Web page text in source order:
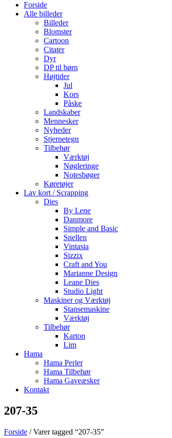
Forside
Alle billeder
Billeder
Blomster
Cartoon
Citater
Dyr
DP til børn
Højtider
Jul
Kors
Påske
Landskaber
Mennesker
Nyheder
Stjernetegn
Tilbehør
Værktøj
Nøgleringe
Notesbøger
Køretøjer
Lav kort / Scrapping
Dies
By Lene
Danmore
Simple and Basic
Snellen
Vintasia
Sizzix
Craft and You
Marianne Design
Leane Dies
Studio Light
Maskiner og Værktøj
Stansemaskine
Værktøj
Tilbehør
Karton
Lim
Hama
Hama Perler
Hama Tilbehør
Hama Gaveæsker
Kontakt
207-35
Forside / Varer tagged “207-35”